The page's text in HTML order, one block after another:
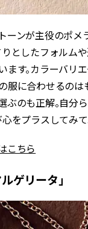
ーンが主役のポメ
りとしたフォルム
ます。カラーバリ
服に合わせるのは
ぶのも正解。自分
をプラスしてみて
こちら
ゲリータ」